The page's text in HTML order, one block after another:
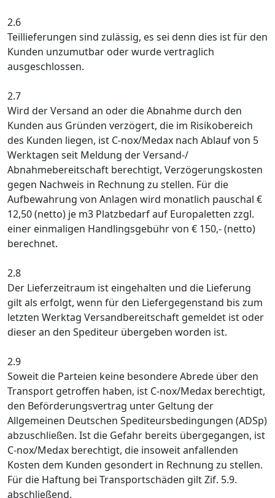
2.6
Teillieferungen sind zulässig, es sei denn dies ist für den
Kunden unzumutbar oder wurde vertraglich
ausgeschlossen.
2.7
Wird der Versand an oder die Abnahme durch den
Kunden aus Gründen verzögert, die im Risikobereich
des Kunden liegen, ist C-nox/Medax nach Ablauf von 5
Werktagen seit Meldung der Versand-/
Abnahmebereitschaft berechtigt, Verzögerungskosten
gegen Nachweis in Rechnung zu stellen. Für die
Aufbewahrung von Anlagen wird monatlich pauschal €
12,50 (netto) je m3 Platzbedarf auf Europaletten zzgl.
einer einmaligen Handlingsgebühr von € 150,- (netto)
berechnet.
2.8
Der Lieferzeitraum ist eingehalten und die Lieferung
gilt als erfolgt, wenn für den Liefergegenstand bis zum
letzten Werktag Versandbereitschaft gemeldet ist oder
dieser an den Spediteur übergeben worden ist.
2.9
Soweit die Parteien keine besondere Abrede über den
Transport getroffen haben, ist C-nox/Medax berechtigt,
den Beförderungsvertrag unter Geltung der
Allgemeinen Deutschen Spediteursbedingungen (ADSp)
abzuschließen. Ist die Gefahr bereits übergegangen, ist
C-nox/Medax berechtigt, die insoweit anfallenden
Kosten dem Kunden gesondert in Rechnung zu stellen.
Für die Haftung bei Transportschäden gilt Zif. 5.9.
abschließend.